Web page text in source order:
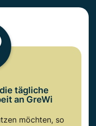
tägliche
an GreWi
möchten, so